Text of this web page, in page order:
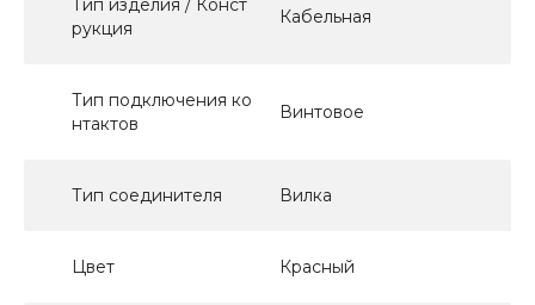
Тип изделия / Конст
рукция
Кабельная
Тип подключения ко
нтактов
Винтовое
Тип соединителя Вилка
Цвет Красный